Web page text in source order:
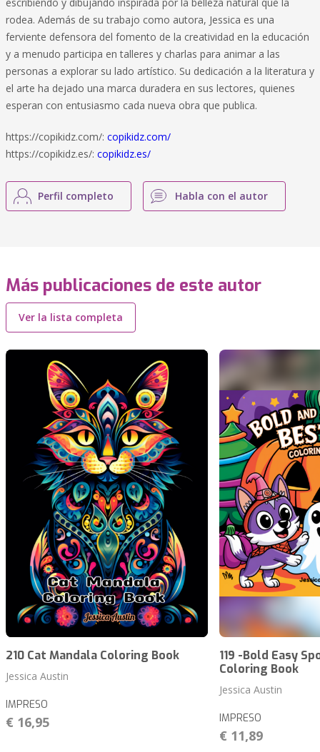
rodea. Además de su trabajo como autora, Jessica es una
ferviente defensora del fomento de la creatividad en la educación
y a menudo participa en talleres y charlas para animar a las
personas a explorar su lado artístico. Su dedicación a la literatura y
el arte ha dejado una marca duradera en sus lectores, quienes
esperan con entusiasmo cada nueva obra que publica.
https://copikidz.com/: copikidz.com/
https://copikidz.es/: copikidz.es/
Perfil completo Habla con el autor
Más publicaciones de este autor
Ver la lista completa
210 Cat Mandala Coloring Book
Jessica Austin
IMPRESO
€ 16,95
119 -Bold Easy
Coloring Book
Jessica Austin
IMPRESO
€ 11,89